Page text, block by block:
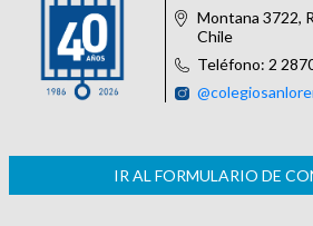
Montana 3722,
Chile
Teléfono: 2
IR AL FORMULARIO DE